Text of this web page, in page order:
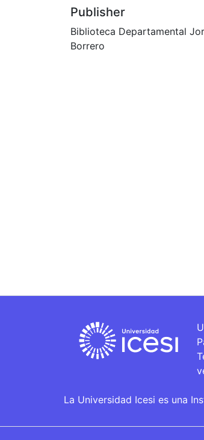
Publisher
Biblioteca Departamental
Borrero
La Universidad Icesi es una